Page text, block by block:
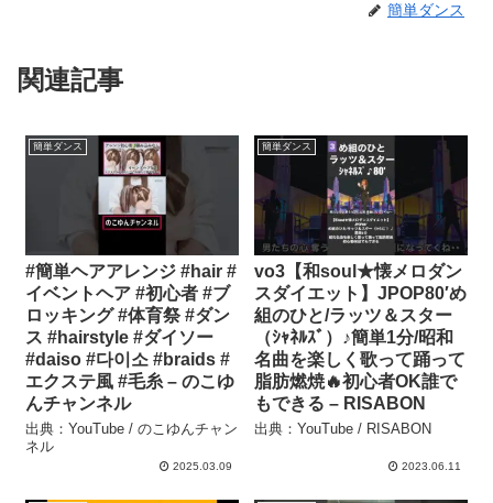
簡単ダンス
関連記事
簡単ダンス
#簡単ヘアアレンジ #hair #
イベントヘア #初心者 #ブ
ロッキング #体育祭 #ダン
ス #hairstyle #ダイソー
#daiso #다이소 #braids #
エクステ風 #毛糸 – のこゆ
んチャンネル
出典：YouTube / のこゆんチャン
ネル
2025.03.09
簡単ダンス
vo3【和soul★懐メロダン
スダイエット】JPOP80′め
組のひと/ラッツ＆スター
（ｼｬﾈﾙｽﾞ）♪簡単1分/昭和
名曲を楽しく歌って踊って
脂肪燃焼🔥初心者OK誰で
もできる – RISABON
出典：YouTube / RISABON
2023.06.11